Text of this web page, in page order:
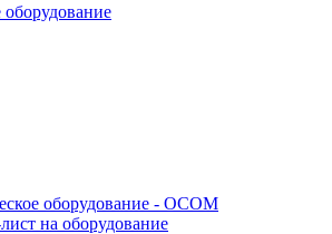
оборудование
оборудование - OCOM
на оборудование